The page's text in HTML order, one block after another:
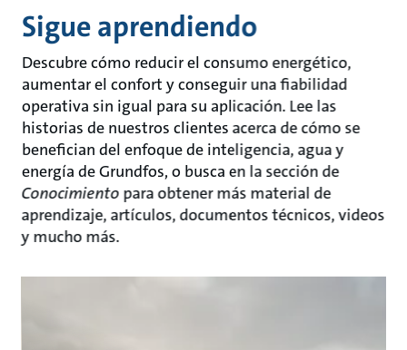
Sigue aprendiendo
Descubre cómo reducir el consumo energético,
aumentar el confort y conseguir una fiabilidad
operativa sin igual para su aplicación. Lee las
historias de nuestros clientes acerca de cómo se
benefician del enfoque de inteligencia, agua y
energía de Grundfos, o busca en la sección de
Conocimiento para obtener más material de
aprendizaje, artículos, documentos técnicos, videos
y mucho más.